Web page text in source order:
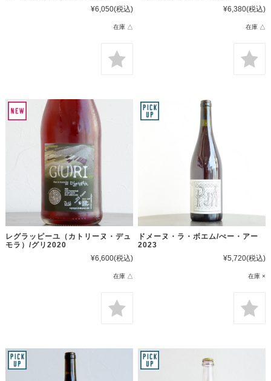
¥6,050(税込)
在庫 △
¥6,380(税込)
在庫 △
レグラッピーユ（カトリーヌ・デュ
モラ）/グリ2020
¥6,600(税込)
在庫 △
ドメーヌ・ラ・ボエム/ぺー・アー
2023
¥5,720(税込)
在庫 ×